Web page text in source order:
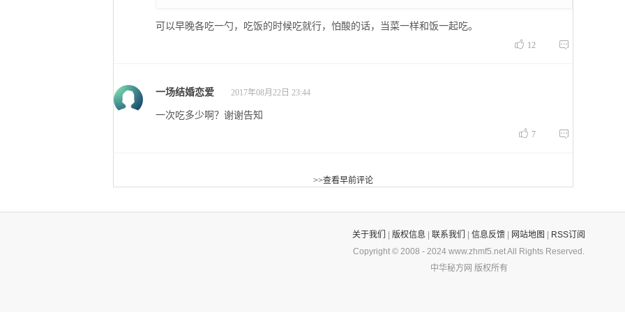
可以早晚各吃一勺，吃饭的时候吃就行，怕酸的话，当菜一样和饭一起吃。
 12 
一场结婚恋爱 2017年08月22日 23:44
一次吃多少啊？谢谢告知
 7 
>>查看早前评论
关于我们 版权信息 联系我们 信息反馈 网站地图
RSS订阅
Copyright © 2008 - 2024 www.zhmf5.netAll Rights Reserved.
中华秘方网 版权所有